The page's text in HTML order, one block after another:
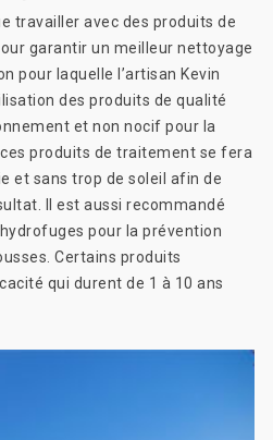
travailler avec des produits de
garantir un meilleur nettoyage
pour laquelle l’artisan Kevin
des produits de qualité
et non nocif pour la
produits de traitement se fera
et sans trop de soleil afin de
Il est aussi recommandé
pour la prévention
Certains produits
qui durent de 1 à 10 ans